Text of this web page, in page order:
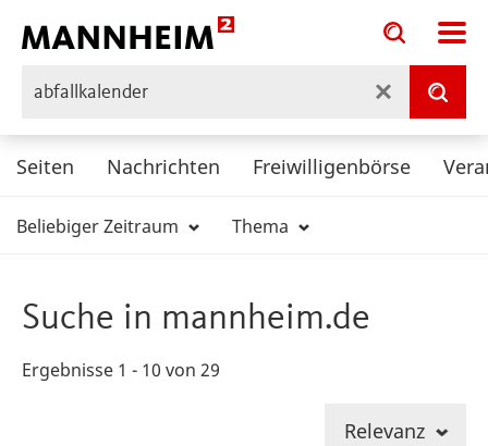
Suche
Toggle
search
input
form
Toggle
search
input
Seiten Nachrichten Freiwilligenbörse
Beliebiger Zeitraum Thema
Suche in mannheim.de
Ergebnisse 1 - 10 von 29
Relevanz